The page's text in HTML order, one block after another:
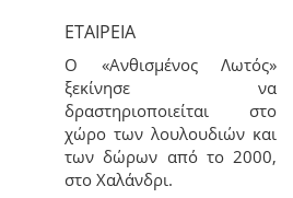
ΕΤΑΙΡΕΊΑ
Ο «Ανθισμένος Λωτός»
ξεκίνησε να
δραστηριοποιείται στο
χώρο των λουλουδιών και
των δώρων από το 2000,
στο Χαλάνδρι.